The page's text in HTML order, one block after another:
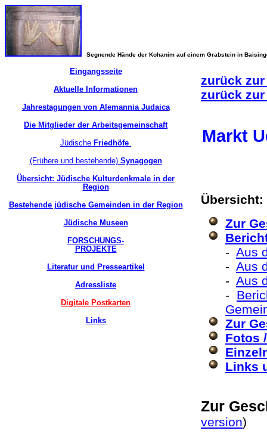
Segnende Hände der Kohanim auf einem Grabstein in
Eingangsseite
Aktuelle Informationen
Jahrestagungen von Alemannia Judaica
Die Mitglieder der Arbeitsgemeinschaft
Jüdische Friedhöfe
(Frühere und bestehende)Synagogen
Übersicht: Jüdische Kulturdenkmale in der
Region
Bestehende jüdische Gemeinden in der Region
Jüdische Museen
FORSCHUNGS-
PROJEKTE
Literatur und Presseartikel
Adressliste
Digitale Postkarten
Links
zurück
zurück
Markt
Übersicht:
Zur
- Aus
- Aus
- Aus
-
Zur
Fotos
Links
Zur
version)